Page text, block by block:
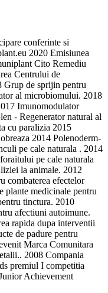
conferinte si
2020 Emisiunea
Cito Remediu
Centrului de
Grup de sprijin pentru
al microbiomului. 2018
Imunomodulator
- Regenerator natural al
cu paralizia 2015
2014 Polenoderm-
pe cale naturala . 2014
pe cale naturala
la animale. 2012
combaterea efectelor
plante medicinale pentru
tinctura. 2010
afectiuni autoimune.
rapida dupa interventii
de padure pentru
Marca Comunitara
2008 Compania
premiul I competitia
Achievement